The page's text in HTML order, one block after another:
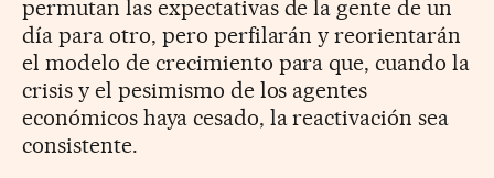
permutan las expectativas de la gente de un
día para otro, pero perfilarán y reorientarán
el modelo de crecimiento para que, cuando la
crisis y el pesimismo de los agentes
económicos haya cesado, la reactivación sea
consistente.